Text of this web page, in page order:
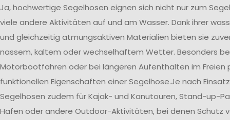
Ja, hochwertige Segelhosen eignen sich nicht nur zum
viele andere Aktivitäten auf und am Wasser. Dank ihrer
und gleichzeitig atmungsaktiven Materialien bieten sie
nassem, kaltem oder wechselhaftem Wetter. Besonders
Motorbootfahren oder bei längeren Aufenthalten im Freien
funktionellen Eigenschaften einer Segelhose.Je nach
Segelhosen zudem für Kajak- und Kanutouren, Stand-up-
Hafen oder andere Outdoor-Aktivitäten, bei denen Schutz